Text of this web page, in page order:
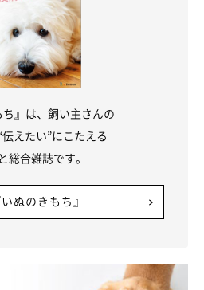
ち』は、飼い主さんの
伝えたい”にこたえる
総合雑誌です。
ぬのきもち』